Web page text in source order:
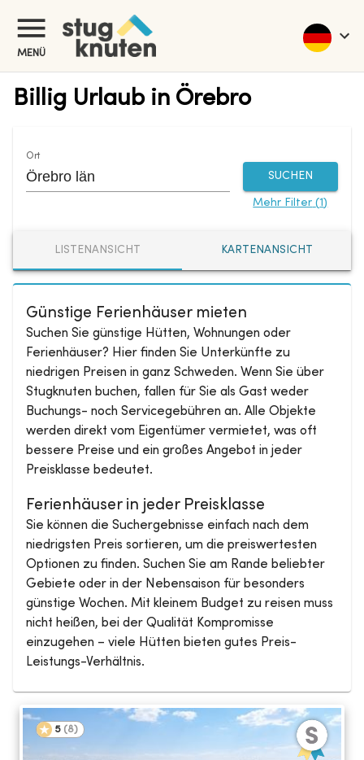
MENÜ
Billig Urlaub in Örebro
Ort
SUCHEN
Mehr Filter (1)
LISTENANSICHT KARTENANSICHT
Günstige Ferienhäuser mieten
Suchen Sie günstige Hütten, Wohnungen oder
Ferienhäuser? Hier finden Sie Unterkünfte zu
niedrigen Preisen in ganz Schweden. Wenn Sie über
Stugknuten buchen, fallen für Sie als Gast weder
Buchungs- noch Servicegebühren an. Alle Objekte
werden direkt vom Eigentümer vermietet, was oft
bessere Preise und ein großes Angebot in jeder
Preisklasse bedeutet.
Ferienhäuser in jeder Preisklasse
Sie können die Suchergebnisse einfach nach dem
niedrigsten Preis sortieren, um die preiswertesten
Optionen zu finden. Suchen Sie am Rande beliebter
Gebiete oder in der Nebensaison für besonders
günstige Wochen. Mit kleinem Budget zu reisen muss
nicht heißen, bei der Qualität Kompromisse
einzugehen – viele Hütten bieten gutes Preis-
Leistungs-Verhältnis.
5 (8)